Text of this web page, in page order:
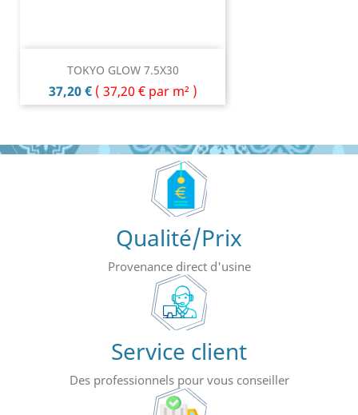
TOKYO GLOW 7.5X30
Prix
37,20 € ( 37,20 € par m² )
Qualité/Prix
Provenance direct d'usine
Service client
Des professionnels pour vous conseiller